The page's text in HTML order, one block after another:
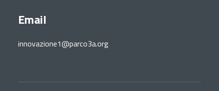
Email
innovazione1@parco3a.org